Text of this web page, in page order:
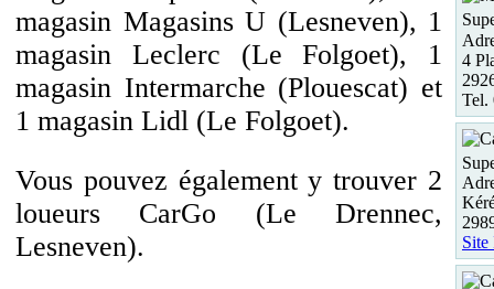
magasin Magasins U (Lesneven), 1
magasin Leclerc (Le Folgoet), 1
magasin Intermarche (Plouescat) et
1 magasin Lidl (Le Folgoet).
Vous pouvez également y trouver 2
loueurs CarGo (Le Drennec,
Lesneven).
4
Tel.
Site